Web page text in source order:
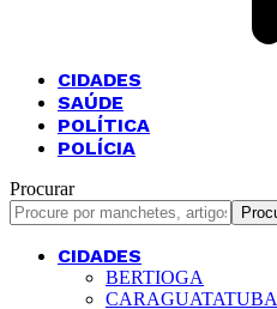
CIDADES
SAÚDE
POLÍTICA
POLÍCIA
Procurar
CIDADES
BERTIOGA
CARAGUATATUBA